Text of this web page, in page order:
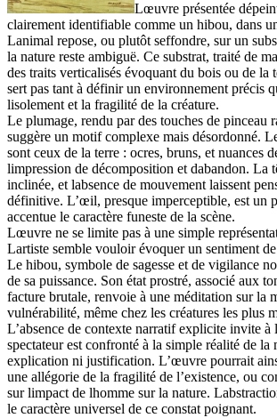
Lœuvre présentée
clairement identifiable comme un hibou, dans
Lanimal repose, ou plutôt seffondre, sur un
la nature reste ambiguë. Ce substrat, traité de
des traits verticalisés évoquant du bois ou de la
sert pas tant à définir un environnement précis
lisolement et la fragilité de la créature.
Le plumage, rendu par des touches de pinceau
suggère un motif complexe mais désordonné.
sont ceux de la terre : ocres, bruns, et nuances
limpression de décomposition et dabandon. La
inclinée, et labsence de mouvement laissent
définitive. L’œil, presque imperceptible, est un
accentue le caractère funeste de la scène.
Lœuvre ne se limite pas à une simple
Lartiste semble vouloir évoquer un sentiment
Le hibou, symbole de sagesse et de vigilance
de sa puissance. Son état prostré, associé aux
facture brutale, renvoie à une méditation sur la
vulnérabilité, même chez les créatures les plus
L’absence de contexte narratif explicite invite
spectateur est confronté à la simple réalité de la
explication ni justification. L’œuvre pourrait
une allégorie de la fragilité de l’existence, ou
sur limpact de lhomme sur la nature.
le caractère universel de ce constat poignant.